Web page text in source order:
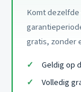
Komt
gratis, zonder
Geldig op
Volledig